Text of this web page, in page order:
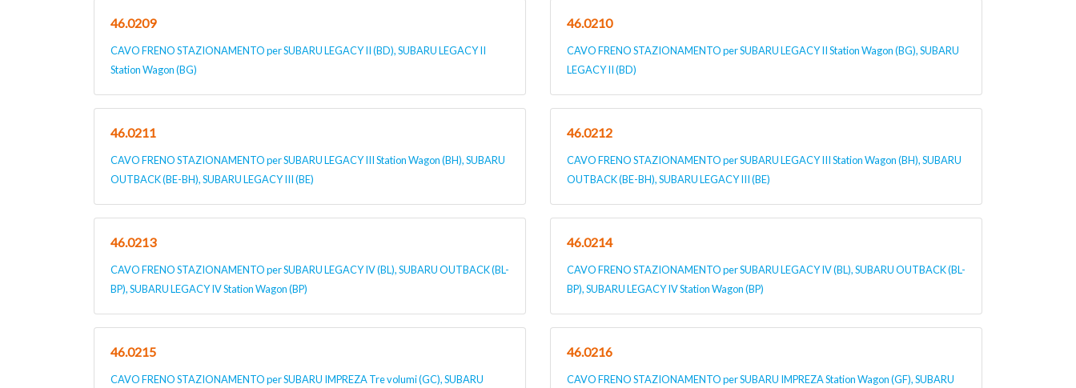
46.0209
CAVO FRENO STAZIONAMENTO per SUBARU LEGACY II (BD), SUBARU LEGACY II
Station Wagon (BG)
46.0210
CAVO FRENO STAZIONAMENTO per SUBARU LEGACY II Station Wagon (BG), SUBARU
LEGACY II (BD)
46.0211
CAVO FRENO STAZIONAMENTO per SUBARU LEGACY III Station Wagon (BH), SUBARU
OUTBACK (BE-BH), SUBARU LEGACY III (BE)
46.0212
CAVO FRENO STAZIONAMENTO per SUBARU LEGACY III Station Wagon (BH), SUBARU
OUTBACK (BE-BH), SUBARU LEGACY III (BE)
46.0213
CAVO FRENO STAZIONAMENTO per SUBARU LEGACY IV (BL), SUBARU OUTBACK (BL-
BP), SUBARU LEGACY IV Station Wagon (BP)
46.0214
CAVO FRENO STAZIONAMENTO per SUBARU LEGACY IV (BL), SUBARU OUTBACK (BL-
BP), SUBARU LEGACY IV Station Wagon (BP)
46.0215
CAVO FRENO STAZIONAMENTO per SUBARU IMPREZA Tre volumi (GC), SUBARU
46.0216
CAVO FRENO STAZIONAMENTO per SUBARU IMPREZA Station Wagon (GF), SUBARU